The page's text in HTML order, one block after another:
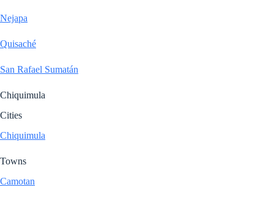
Nejapa
Quisaché
San Rafael Sumatán
Chiquimula
Cities
Chiquimula
Towns
Camotan